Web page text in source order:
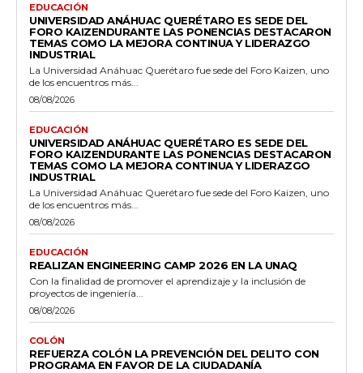
EDUCACIÓN
UNIVERSIDAD ANÁHUAC QUERÉTARO ES SEDE DEL
FORO KAIZENDURANTE LAS PONENCIAS DESTACARON
TEMAS COMO LA MEJORA CONTINUA Y LIDERAZGO
INDUSTRIAL
La Universidad Anáhuac Querétaro fue sede del Foro Kaizen, uno
de los encuentros más...
08/08/2026
EDUCACIÓN
UNIVERSIDAD ANÁHUAC QUERÉTARO ES SEDE DEL
FORO KAIZENDURANTE LAS PONENCIAS DESTACARON
TEMAS COMO LA MEJORA CONTINUA Y LIDERAZGO
INDUSTRIAL
La Universidad Anáhuac Querétaro fue sede del Foro Kaizen, uno
de los encuentros más...
08/08/2026
EDUCACIÓN
REALIZAN ENGINEERING CAMP 2026 EN LA UNAQ
Con la finalidad de promover el aprendizaje y la inclusión de
proyectos de ingeniería...
08/08/2026
COLÓN
REFUERZA COLÓN LA PREVENCIÓN DEL DELITO CON
PROGRAMA EN FAVOR DE LA CIUDADANÍA